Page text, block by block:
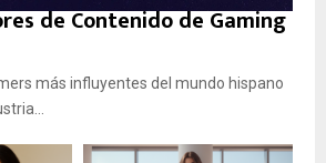
de Contenido de Gaming
más influyentes del mundo hispano